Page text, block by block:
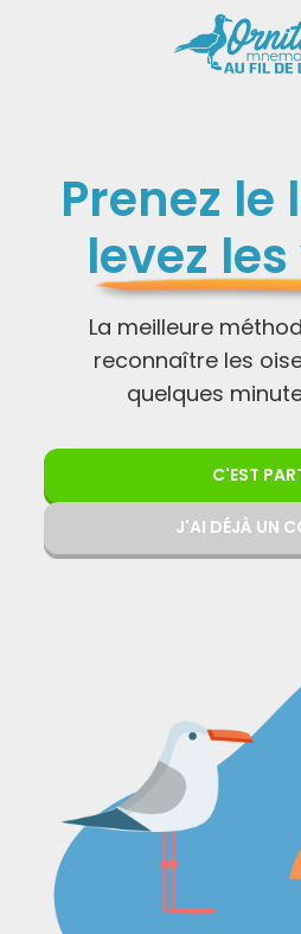
Prenez le
levez
La meilleure
reconnaître les
quelques
C'EST
J'AI DÉJÀ UN